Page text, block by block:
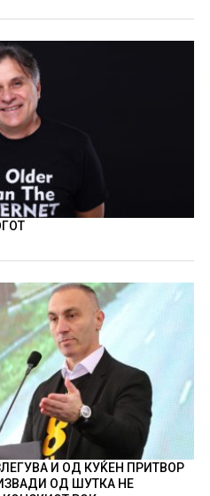
И ОД КУЌЕН ПРИТВОР
ОД ШУТКА НЕ